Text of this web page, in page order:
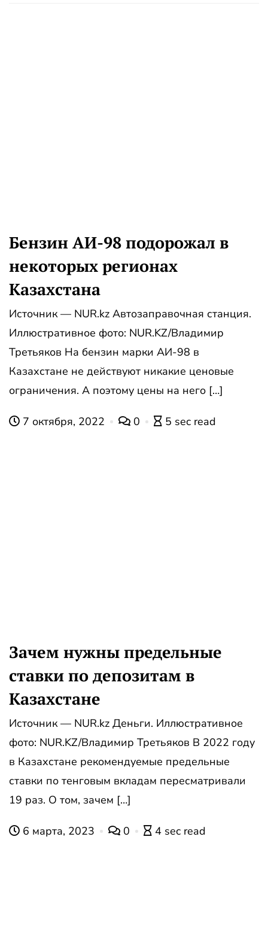
Бензин АИ-98 подорожал в
некоторых регионах
Казахстана
Источник — NUR.kz Автозаправочная станция.
Иллюстративное фото: NUR.KZ/Владимир
Третьяков На бензин марки АИ-98 в
Казахстане не действуют никакие ценовые
ограничения. А поэтому цены на него […]
7 октября, 2022 0 5 sec read
Зачем нужны предельные
ставки по депозитам в
Казахстане
Источник — NUR.kz Деньги. Иллюстративное
фото: NUR.KZ/Владимир Третьяков В 2022 году
в Казахстане рекомендуемые предельные
ставки по тенговым вкладам пересматривали
19 раз. О том, зачем […]
6 марта, 2023 0 4 sec read